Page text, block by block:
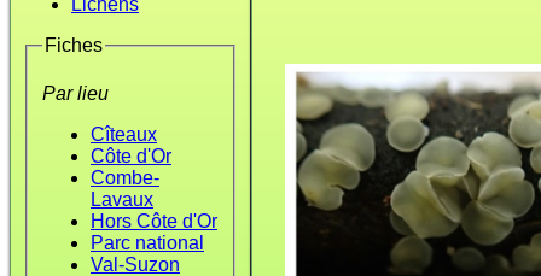
Lichens
Fiches
Par lieu
Cîteaux
Côte d'Or
Combe-
Lavaux
Hors Côte d'Or
Parc national
Val-Suzon